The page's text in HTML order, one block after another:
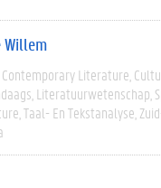
Willem
Contemporary Literature
Literatuurwetenschap
Taal- En Tekstanalyse